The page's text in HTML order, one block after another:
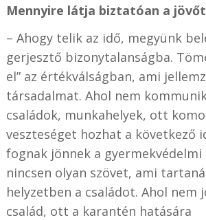
Mennyire látja biztatóan a
– Ahogy telik az idő, megyünk
gerjesztő bizonytalanságba.
el” az értékválságban, ami
társadalmat. Ahol nem
családok, munkahelyek, ott
veszteséget hozhat a következő
fognak jönnek a gyermekvédelmi
nincsen olyan szövet, ami
helyzetben a családot. Ahol nem
család, ott a karantén hatására